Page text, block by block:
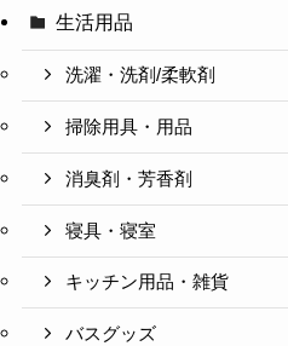
生活用品
洗濯・洗剤/柔軟剤
掃除用具・用品
消臭剤・芳香剤
寝具・寝室
キッチン用品・雑貨
バスグッズ